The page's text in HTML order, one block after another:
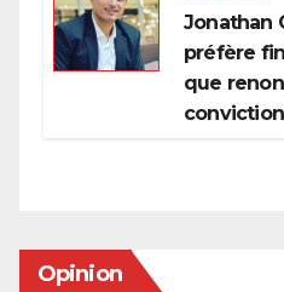
Jonathan
préfère
que
Opinion